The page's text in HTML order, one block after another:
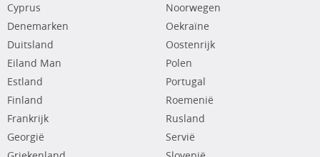
Cyprus
Denemarken
Duitsland
Eiland Man
Estland
Finland
Frankrijk
Georgië
Noorwegen
Oekraïne
Oostenrijk
Polen
Portugal
Roemenië
Rusland
Servië